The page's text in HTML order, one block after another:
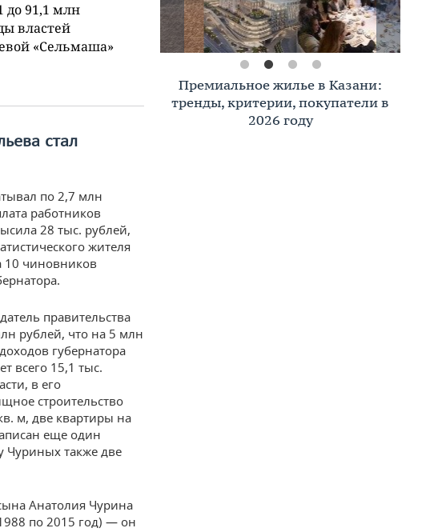
до 91,1 млн
властей
«Сельмаша»
стал
по 2,7 млн
работников
28 тыс. рублей,
жителя
10 чиновников
правительства
рублей, что на 5 млн
губернатора
всего 15,1 тыс.
в его
строительство
м, две квартиры на
еще один
Чуриных также две
Анатолия Чурина
по 2015 год) — он
Премиальное жилье в Казани:
тренды, критерии, покупатели в
2026 году